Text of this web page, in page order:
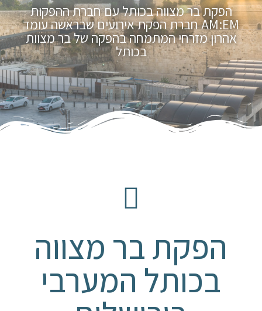
הפקת בר מצווה בכותל עם חברת ההפקות
AM:EM חברת הפקת אירועים שבראשה עומד
אהרון מזרחי המתמחה בהפקה של בר מצוות
בכותל
הפקת בר מצווה
בכותל המערבי